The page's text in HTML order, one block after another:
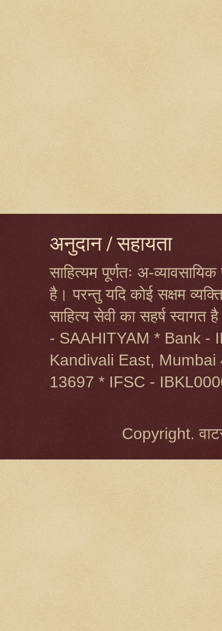
अनुदान / सहायता
साहित्यम पूर्णतः अ-
है। परन्तु यदि कोई सक्षम
साहित्य सेवी का सहर्ष
- SAAHITYAM * Bank -
Kandivali East,
13697 * IFSC -
Copyright.